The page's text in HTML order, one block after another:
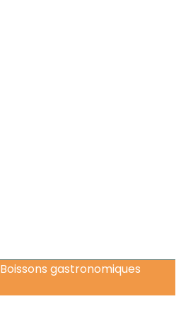
Boissons gastronomiques